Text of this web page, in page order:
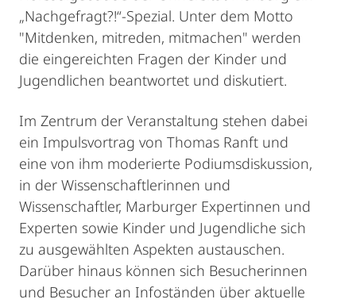
„Nachgefragt?!“-Spezial. Unter dem Motto
"Mitdenken, mitreden, mitmachen" werden
die eingereichten Fragen der Kinder und
Jugendlichen beantwortet und diskutiert.
Im Zentrum der Veranstaltung stehen dabei
ein Impulsvortrag von Thomas Ranft und
eine von ihm moderierte Podiumsdiskussion,
in der Wissenschaftlerinnen und
Wissenschaftler, Marburger Expertinnen und
Experten sowie Kinder und Jugendliche sich
zu ausgewählten Aspekten austauschen.
Darüber hinaus können sich Besucherinnen
und Besucher an Infoständen über aktuelle